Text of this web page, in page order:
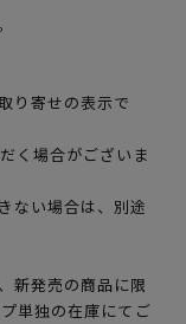
り寄せの表示で
く場合がございま
ない場合は、別途
新発売の商品に限
単独の在庫にてご